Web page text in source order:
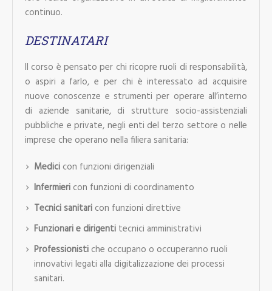
continuo.
DESTINATARI
Il corso è pensato per chi ricopre ruoli di responsabilità,
o aspiri a farlo, e per chi è interessato ad acquisire
nuove conoscenze e strumenti per operare all’interno
di aziende sanitarie, di strutture socio-assistenziali
pubbliche e private, negli enti del terzo settore o nelle
imprese che operano nella filiera sanitaria:
Medicicon funzioni dirigenziali
Infermiericon funzioni di coordinamento
Tecnici sanitaricon funzioni direttive
Funzionari e dirigentitecnici amministrativi
Professionistiche occupano o occuperanno ruoli
innovativi legati alla digitalizzazione dei processi
sanitari.